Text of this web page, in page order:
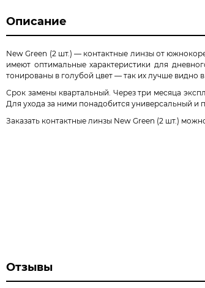
Описание
New Green (2 шт.) — контактные линзы от
имеют оптимальные характеристики для
тонированы в голубой цвет — так их лучше видно в
Срок замены квартальный. Через три месяца
Для ухода за ними понадобится универсальный и
Заказать контактные линзы New Green (2 шт.)
Отзывы